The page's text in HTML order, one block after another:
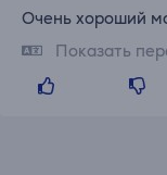
Очень хороший
Показать